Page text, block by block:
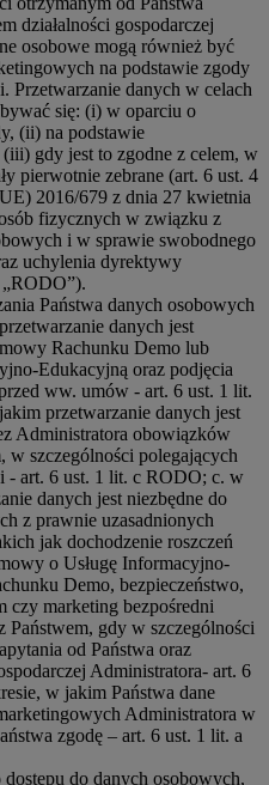
działalności gospodarczej
osobowe mogą również być
na podstawie zgody
Przetwarzanie danych w celach
się: (i) w oparciu o
(ii) na podstawie
gdy jest to zgodne z celem, w
pierwotnie zebrane (art. 6 ust. 4
2016/679 z dnia 27 kwietnia
fizycznych w związku z
i w sprawie swobodnego
uchylenia dyrektywy
Państwa danych osobowych
danych jest
Rachunku Demo lub
Edukacyjną oraz podjęcia
ww. umów - art. 6 ust. 1 lit.
przetwarzanie danych jest
Administratora obowiązków
w szczególności polegających
- art. 6 ust. 1 lit. c RODO; c. w
danych jest niezbędne do
z prawnie uzasadnionych
jak dochodzenie roszczeń
o Usługę Informacyjno-
Demo, bezpieczeństwo,
czy marketing bezpośredni
gdy w szczególności
od Państwa oraz
Administratora- art. 6
w jakim Państwa dane
Administratora w
zgodę – art. 6 ust. 1 lit. a
do danych osobowych,